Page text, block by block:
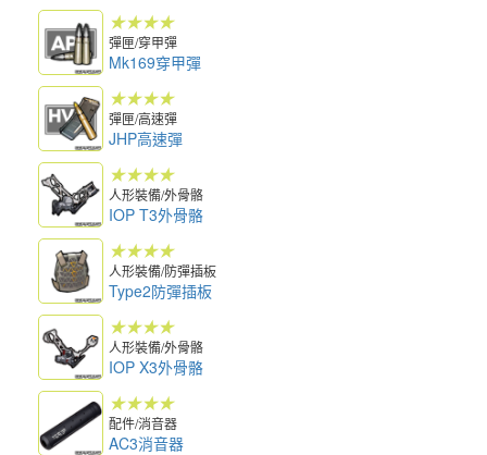
★★★★
彈匣/穿甲彈
Mk169穿甲彈
★★★★
彈匣/高速彈
JHP高速彈
★★★★
人形裝備/外骨骼
IOP T3外骨骼
★★★★
人形裝備/防彈插板
Type2防彈插板
★★★★
人形裝備/外骨骼
IOP X3外骨骼
★★★★
配件/消音器
AC3消音器